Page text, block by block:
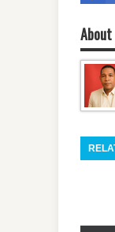
About